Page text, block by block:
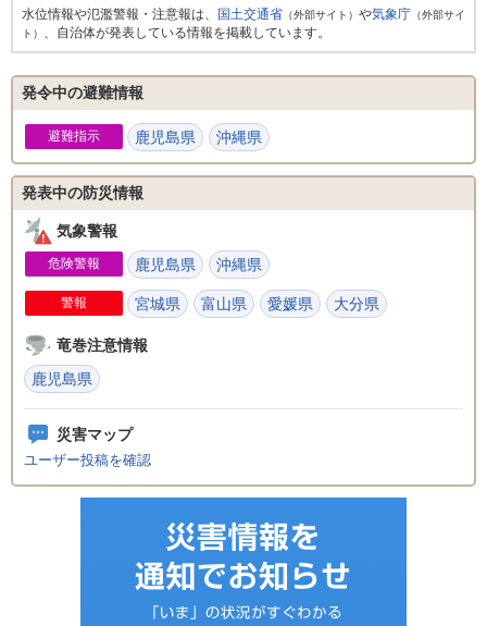
水位情報や氾濫警報・注意報は、 国土交通省 （外部サイト） や気象庁 （外部サイ
ト） 、自治体が発表している情報を掲載しています。
発令中の避難情報
避難指示 鹿児島県 沖縄県
発表中の防災情報
気象警報
危険警報 鹿児島県 沖縄県
警報 宮城県 富山県 愛媛県 大分県
竜巻注意情報
鹿児島県
災害マップ
ユーザー投稿を確認